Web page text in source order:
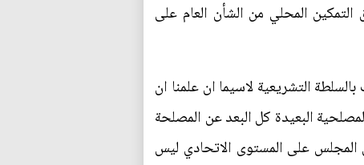
التمكين المحلي من الشأن العام على
التشريعية لاسيما ان علمنا ان
البعيدة كل البعد عن المصلحة
المجلس على المستوى الاتحادي ليس